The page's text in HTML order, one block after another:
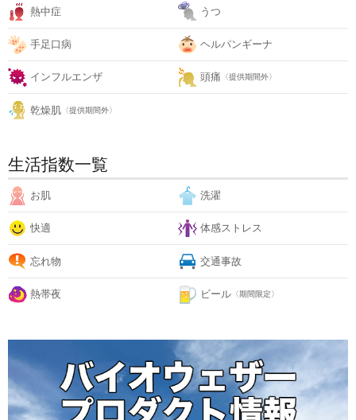
熱中症 うつ
手足口病 ヘルパンギーナ
インフルエンザ 頭痛 〈提供期間外〉
乾燥肌 〈提供期間外〉
生活指数一覧
お肌 洗濯
快適 体感ストレス
忘れ物 交通事故
熱帯夜 ビール 〈期間限定〉